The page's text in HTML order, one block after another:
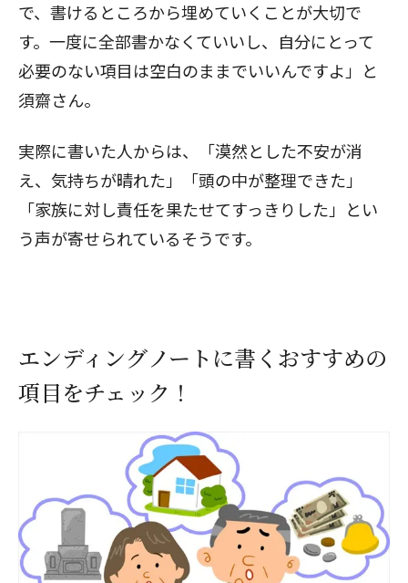
で、書けるところから埋めていくことが大切で
す。一度に全部書かなくていいし、自分にとって
必要のない項目は空白のままでいいんですよ」と
須齋さん。
実際に書いた人からは、「漠然とした不安が消
え、気持ちが晴れた」「頭の中が整理できた」
「家族に対し責任を果たせてすっきりした」とい
う声が寄せられているそうです。
エンディングノートに書くおすすめの
項目をチェック！